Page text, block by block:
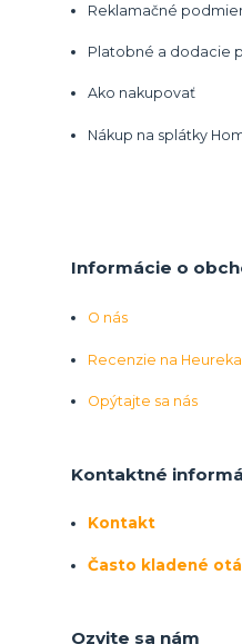
Reklamačné
Platobné a dodacie
Ako nakupovať
Nákup na splátky
Informácie o
O nás
Recenzie na
Opýtajte sa nás
Kontaktné
Kontakt
Často kladené
Ozvite sa nám